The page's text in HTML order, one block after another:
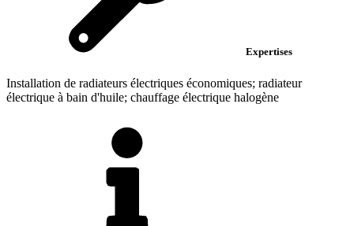
Expertises
Installation de radiateurs électriques économiques; radiateur
électrique à bain d'huile; chauffage électrique halogène